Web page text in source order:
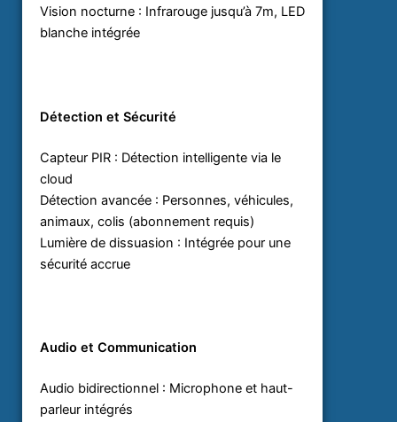
Vision nocturne : Infrarouge jusqu’à 7m, LED
blanche intégrée
Détection et Sécurité
Capteur PIR : Détection intelligente via le
cloud
Détection avancée : Personnes, véhicules,
animaux, colis (abonnement requis)
Lumière de dissuasion : Intégrée pour une
sécurité accrue
Audio et Communication
Audio bidirectionnel : Microphone et haut-
parleur intégrés